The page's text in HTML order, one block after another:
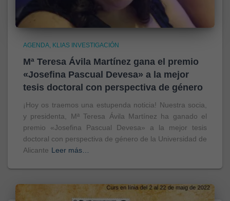
AGENDA KLIAS INVESTIGACIÓN
Mª Teresa Ávila Martínez gana el premio
«Josefina Pascual Devesa» a la mejor
tesis doctoral con perspectiva de género
¡Hoy os traemos una estupenda noticia! Nuestra socia,
y presidenta, Mª Teresa Ávila Martínez ha ganado el
premio «Josefina Pascual Devesa» a la mejor tesis
doctoral con perspectiva de género de la Universidad de
Alicante Leer más…